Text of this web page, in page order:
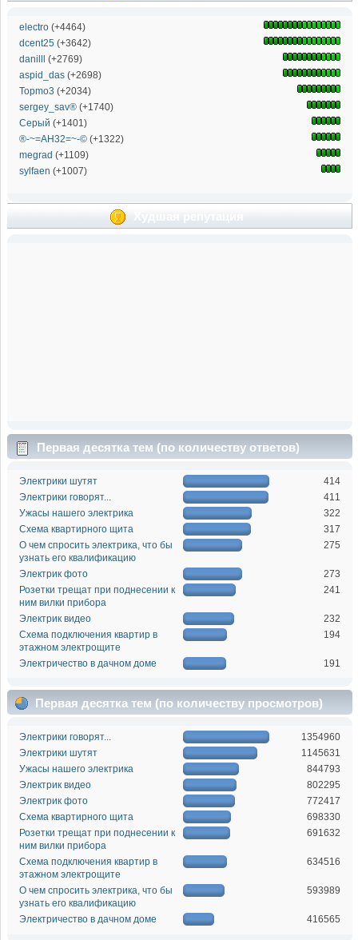
electro(+4464)
dcent25(+3642)
danilll
(+2769)
aspid_das(+2698)
Topmo3 (+2034)
sergey_sav®(+1740)
Серый (+1401)
®-~=АН32=~-©(+1322)
megrad (+1109)
sylfaen (+1007)
Первая десятка тем (по количеству ответов)
Электрики шутят
414
Электрики говорят...
411
Ужасы нашего электрика
322
Схема квартирного щита
317
О чем спросить электрика, что бы
узнать его квалификацию
275
Электрик фото
273
Розетки трещат при поднесении к
ним вилки прибора
241
Электрик видео
232
Схема подключения квартир в
этажном электрощите
194
Электричество в дачном доме 191
Первая десятка тем (по количеству просмотров)
Электрики говорят...
1354960
Электрики шутят
1145631
Ужасы нашего электрика
844793
Электрик видео
802295
Электрик фото
772417
Схема квартирного щита
698330
Розетки трещат при поднесении к
ним вилки прибора
691632
Схема подключения квартир в
этажном электрощите
634516
О чем спросить электрика, что бы
узнать его квалификацию
593989
Электричество в дачном доме 416565